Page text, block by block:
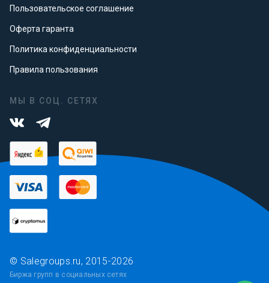
Пользовательское соглашение
Оферта гаранта
Политика конфиденциальности
Правила пользования
МЫ В СОЦ. СЕТЯХ
© Salegroups.ru, 2015-2026
Биржа групп в социальных сетях